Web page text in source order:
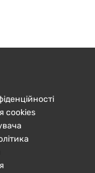
cookies